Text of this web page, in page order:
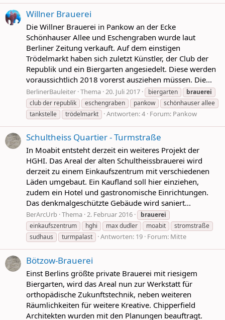
Willner Brauerei
Die Willner Brauerei in Pankow an der Ecke
Schönhauser Allee und Eschengraben wurde laut
Berliner Zeitung verkauft. Auf dem einstigen
Trödelmarkt haben sich zuletzt Künstler, der Club der
Republik und ein Biergarten angesiedelt. Diese werden
voraussichtlich 2018 vorerst ausziehen müssen. Die...
BerlinerBauleiter Thema 20. Juli 2017 biergarten
brauerei
club der republik
eschengraben pankow
schönhauser allee
tankstelle
trödelmarkt Antworten: 4 Forum: Pankow
Schultheiss Quartier - Turmstraße
In Moabit entsteht derzeit ein weiteres Projekt der
HGHI. Das Areal der alten Schultheissbrauerei wird
derzeit zu einem Einkaufszentrum mit verschiedenen
Läden umgebaut. Ein Kaufland soll hier einziehen,
zudem ein Hotel und gastronomische Einrichtungen.
Das denkmalgeschützte Gebäude wird saniert...
BerArcUrb Thema 2. Februar 2016
brauerei
einkaufszentrum
hghi max dudler moabit
stromstraße
sudhaus
turmpalast Antworten: 19 Forum: Mitte
Bötzow-Brauerei
Einst Berlins größte private Brauerei mit riesigem
Biergarten, wird das Areal nun zur Werkstatt für
orthopädische Zukunftstechnik, neben weiteren
Räumlichkeiten für weitere Kreative. Chipperfield
Architekten wurden mit den Planungen beauftragt.